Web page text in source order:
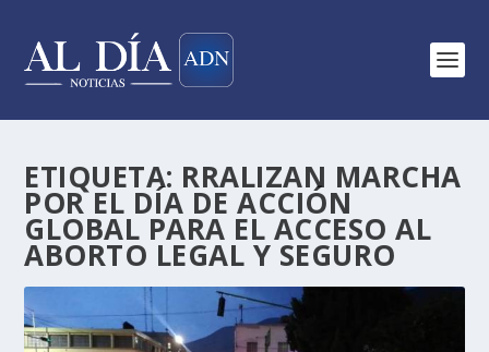
ETIQUETA: RRALIZAN MARCHA
POR EL DÍA DE ACCIÓN
GLOBAL PARA EL ACCESO AL
ABORTO LEGAL Y SEGURO